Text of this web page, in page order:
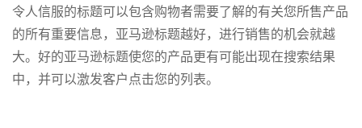
令人信服的标题可以包含购物者需要了解的有关您所售产品
的所有重要信息，亚马逊标题越好，进行销售的机会就越
大。好的亚马逊标题使您的产品更有可能出现在搜索结果
中，并可以激发客户点击您的列表。